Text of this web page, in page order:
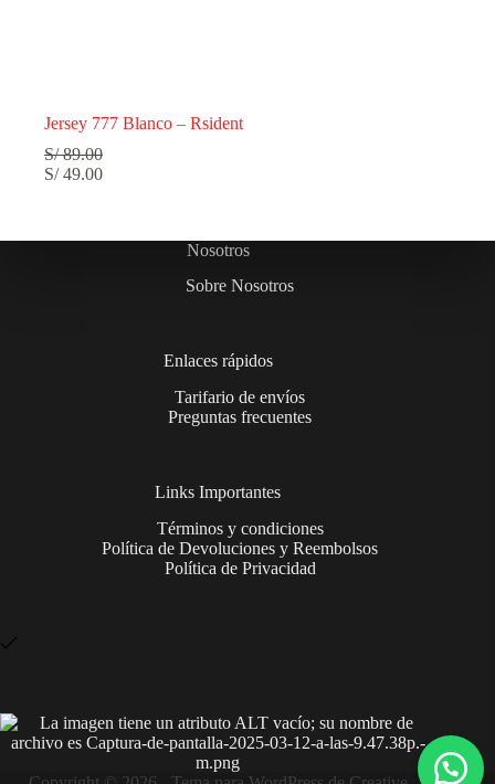
Jersey 777 Blanco – Rsident
S/89.00
S/49.00
Nosotros
Sobre Nosotros
Enlaces rápidos
Tarifario de envíos
Preguntas frecuentes
Links Importantes
Términos y condiciones
Política de Devoluciones y Reembolsos
Política de Privacidad